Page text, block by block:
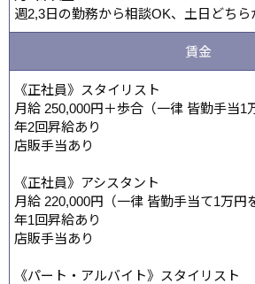
週2,3日の勤務から相談OK、土日どち
賃金
《正社員》スタイリスト
月給 250,000円＋歩合（一律 皆勤手当1
年2回昇給あり
店販手当あり
《正社員》アシスタント
月給 220,000円（一律 皆勤手当て1万円
年1回昇給あり
店販手当あり
《パート・アルバイト》スタイリスト